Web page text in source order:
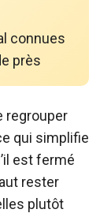
connues
près
regrouper
qui simplifie
est fermé
rester
plutôt